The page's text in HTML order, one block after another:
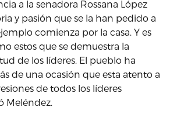
a la senadora Rossana López
y pasión que se la han pedido a
comienza por la casa. Y es
estos que se demuestra la
de los líderes. El pueblo ha
de una ocasión que esta atento a
de todos los líderes
Meléndez.